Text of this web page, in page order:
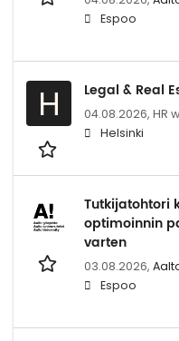
Espoo
H Legal & Real
04.08.2026, HR
Helsinki
Tut­ki­ja­toh­to­ri
optimoinnin
var­ten
03.08.2026,
Espoo